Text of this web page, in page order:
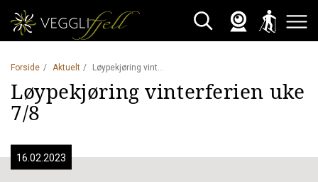
Søk WebkameraSkisporet
Åpne
Forside Aktuelt Løypekjøring vinterferien uke 7/8
Løypekjøring vinterferien uke
7/8
16.02.2023